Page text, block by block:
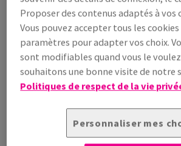
paquet(s)
Echantillons
Proposer des contenus adaptés à vos
Vous pouvez accepter tous les
paramètres pour adapter vos choix.
sont modifiables quand vous le
souhaitons une bonne visite de notre
Politiques de respect de la vie
Personnaliser mes